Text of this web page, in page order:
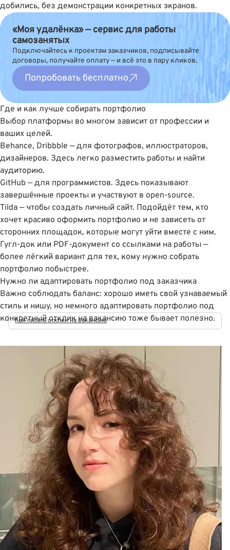
добились, без демонстрации конкретных экранов.
«Моя удалёнка» — сервис для работы
самозанятых
Подключайтесь к проектам заказчиков, подписывайте
договоры, получайте оплату — и всё это в пару кликов.
Попробовать бесплатно
Где и как лучше собирать портфолио
Выбор платформы во многом зависит от профессии и
ваших целей.
Behance, Dribbble — для фотографов, иллюстраторов,
дизайнеров. Здесь легко разместить работы и найти
аудиторию.
GitHub — для программистов. Здесь показывают
завершённые проекты и участвуют в open-source.
Tilda — чтобы создать личный сайт. Подойдёт тем, кто
хочет красиво оформить портфолио и не зависеть от
сторонних площадок, которые могут уйти вместе с ним.
Гугл-док или PDF-документ со ссылками на работы —
более лёгкий вариант для тех, кому нужно собрать
портфолио побыстрее.
Нужно ли адаптировать портфолио под заказчика
Важно соблюдать баланс: хорошо иметь свой узнаваемый
стиль и нишу, но немного адаптировать портфолио под
конкретный отклик на вакансию тоже бывает полезно.
Как писать отклик на вакансию